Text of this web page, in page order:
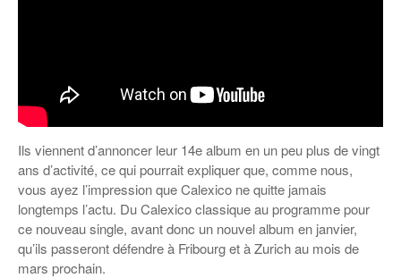
Ils viennent d’annoncer leur 14e album en un peu plus de vingt
ans d’activité, ce qui pourrait expliquer que, comme nous,
vous ayez l’impression que Calexico ne quitte jamais
longtemps l’actu. Du Calexico classique au programme pour
ce nouveau single, avant donc un nouvel album en janvier,
qu’ils passeront défendre à Fribourg et à Zurich au mois de
mars prochain.